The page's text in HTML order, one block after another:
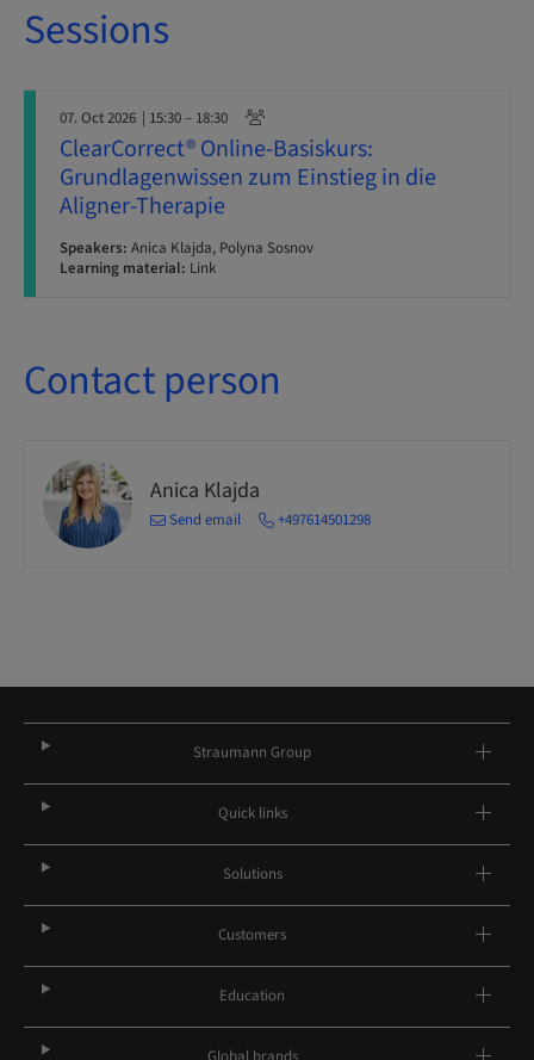
Sessions
07. Oct 2026 | 15:30 – 18:30
ClearCorrect® Online-Basiskurs:
Grundlagenwissen zum Einstieg in die
Aligner-Therapie
Speakers: Anica Klajda, Polyna Sosnov
Learning material: Link
Contact person
Anica Klajda
Send email +497614501298
Straumann Group
Quick links
Solutions
Customers
Education